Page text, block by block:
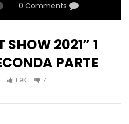
0 Comments
SHOW 2021” 1
PARTE
1.9K 7